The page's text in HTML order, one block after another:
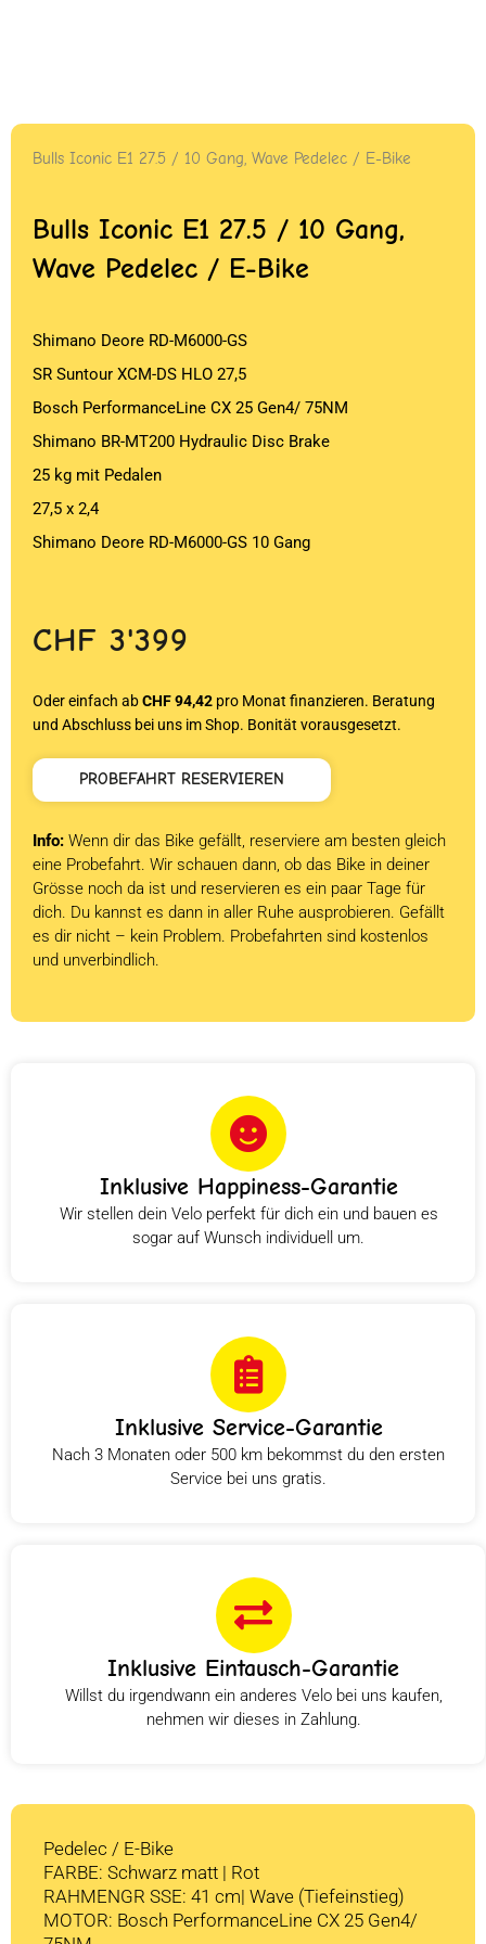
Bulls Iconic E1 27.5 / 10 Gang, Wave Pedelec / E-Bike
Bulls Iconic E1 27.5 / 10 Gang,
Wave Pedelec / E-Bike
Shimano Deore RD-M6000-GS
SR Suntour XCM-DS HLO 27,5
Bosch PerformanceLine CX 25 Gen4/ 75NM
Shimano BR-MT200 Hydraulic Disc Brake
25 kg mit Pedalen
27,5 x 2,4
Shimano Deore RD-M6000-GS 10 Gang
CHF 3'399
Oder einfach abCHF 94,42 pro Monat finanzieren. Beratung
und Abschluss bei uns im Shop. Bonität vorausgesetzt.
PROBEFAHRT RESERVIEREN
Info: Wenn dir das Bike gefällt, reserviere am besten gleich
eine Probefahrt. Wir schauen dann, ob das Bike in deiner
Grösse noch da ist und reservieren es ein paar Tage für
dich. Du kannst es dann in aller Ruhe ausprobieren. Gefällt
es dir nicht – kein Problem. Probefahrten sind kostenlos
und unverbindlich.
Inklusive Happiness-Garantie
Wir stellen dein Velo perfekt für dich ein und bauen es
sogar auf Wunsch individuell um.
Inklusive Service-Garantie
Nach 3 Monaten oder 500 km bekommst du den ersten
Service bei uns gratis.
Inklusive Eintausch-Garantie
Willst du irgendwann ein anderes Velo bei uns kaufen,
nehmen wir dieses in Zahlung.
Pedelec / E-Bike
FARBE: Schwarz matt | Rot
RAHMENGR SSE: 41 cm| Wave (Tiefeinstieg)
MOTOR: Bosch PerformanceLine CX 25 Gen4/